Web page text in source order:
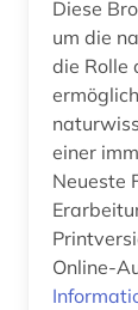
Diese
um die
die Rolle
einer
Neueste
Online-